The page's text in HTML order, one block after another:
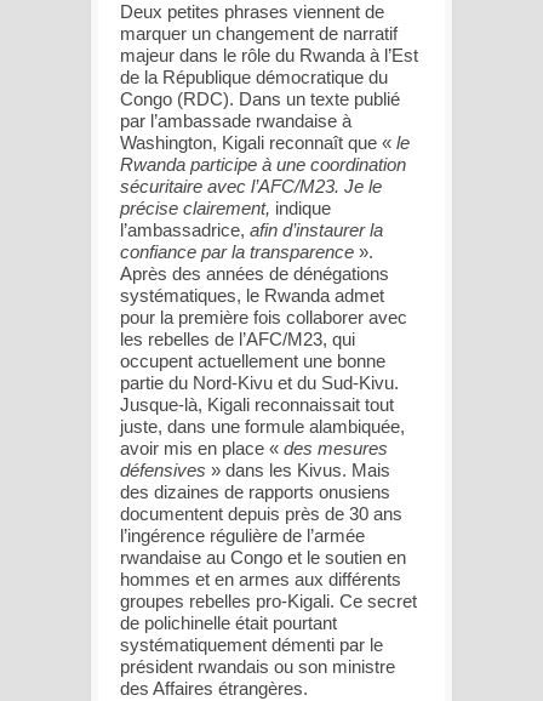
Deux petites phrases viennent de
marquer un changement de narratif
majeur dans le rôle du Rwanda à l’Est
de la République démocratique du
Congo (RDC). Dans un texte publié
par l’ambassade rwandaise à
Washington, Kigali reconnaît que « le
Rwanda participe à une coordination
sécuritaire avec l’AFC/M23. Je le
précise clairement, indique
l’ambassadrice, afin d’instaurer la
confiance par la transparence ».
Après des années de dénégations
systématiques, le Rwanda admet
pour la première fois collaborer avec
les rebelles de l’AFC/M23, qui
occupent actuellement une bonne
partie du Nord-Kivu et du Sud-Kivu.
Jusque-là, Kigali reconnaissait tout
juste, dans une formule alambiquée,
avoir mis en place « des mesures
défensives » dans les Kivus. Mais
des dizaines de rapports onusiens
documentent depuis près de 30 ans
l’ingérence régulière de l’armée
rwandaise au Congo et le soutien en
hommes et en armes aux différents
groupes rebelles pro-Kigali. Ce secret
de polichinelle était pourtant
systématiquement démenti par le
président rwandais ou son ministre
des Affaires étrangères.